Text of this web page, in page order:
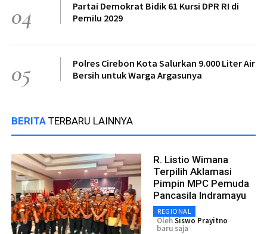
04
Partai Demokrat Bidik 61 Kursi DPR RI di
Pemilu 2029
05
Polres Cirebon Kota Salurkan 9.000 Liter Air
Bersih untuk Warga Argasunya
BERITA TERBARU LAINNYA
R. Listio Wimana
Terpilih Aklamasi
Pimpin MPC Pemuda
Pancasila Indramayu
REGIONAL
OlehSiswo Prayitno
baru saja